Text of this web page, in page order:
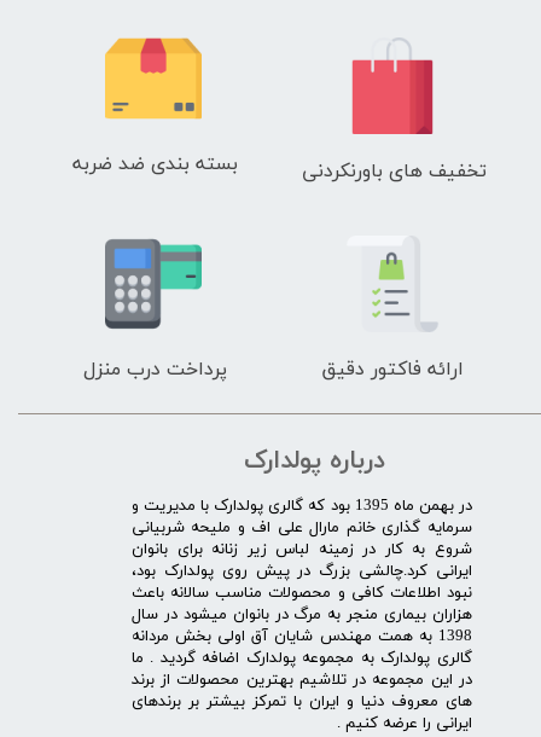
تخفیف های باورنکردنی بسته بندی ضد ضربه
ارائه فاکتور دقیق پرداخت درب منزل
درباره پولدارک
در بهمن ماه 1395 بود که گالری پولدارک با مدیریت و
سرمایه گذاری خانم مارال علی اف و ملیحه شربیانی
شروع به کار در زمینه لباس زیر زنانه برای بانوان
ایرانی کرد.چالشی بزرگ در پیش روی پولدارک بود،
نبود اطلاعات کافی و محصولات مناسب سالانه باعث
هزاران بیماری منجر به مرگ در بانوان میشود در سال
1398 به همت مهندس شایان آق اولی بخش مردانه
گالری پولدارک به مجموعه پولدارک اضافه گردید . ما
در این مجموعه در تلاشیم بهترین محصولات از برند
های معروف دنیا و ایران با تمرکز بیشتر بر برندهای
ایرانی را عرضه کنیم .​​​​​​​